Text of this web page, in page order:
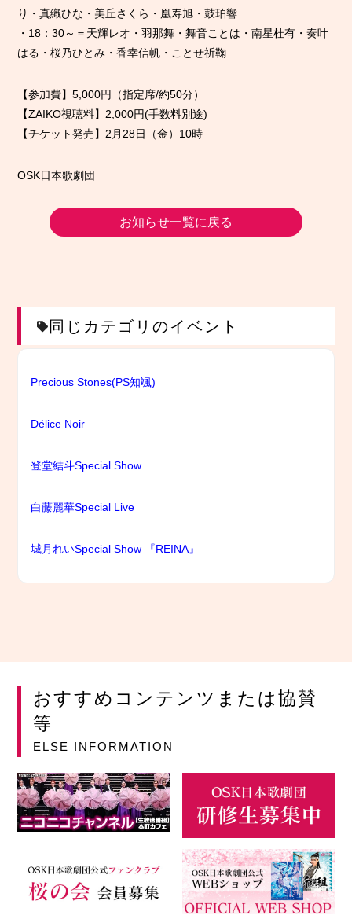
り・真織ひな・美丘さくら・凰寿旭・鼓珀響
・18：30～＝天輝レオ・羽那舞・舞音ことは・南星杜有・奏叶
はる・桜乃ひとみ・香幸信帆・ことせ祈鞠
【参加費】5,000円（指定席/約50分）
【ZAIKO視聴料】2,000円(手数料別途)
【チケット発売】2月28日（金）10時
OSK日本歌劇団
お知らせ一覧に戻る
同じカテゴリのイベント
Precious Stones(PS知颯)
Délice Noir
登堂結斗Special Show
白藤麗華Special Live
城月れいSpecial Show 『REINA』
おすすめコンテンツまたは協賛
等
ELSE INFORMATION